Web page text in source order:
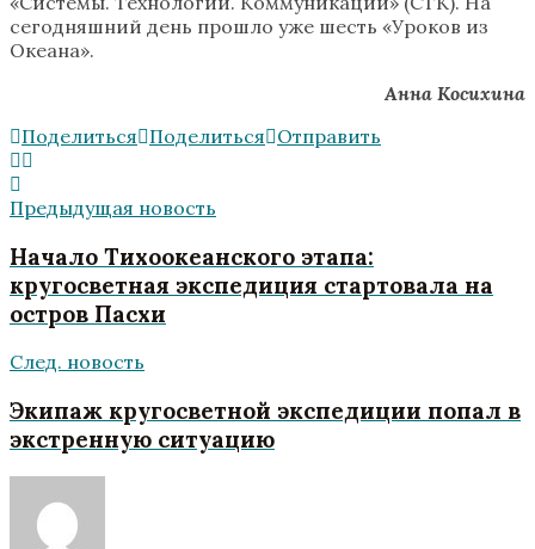
сегодняшний день прошло уже шесть «Уроков из
Океана».
Анна Косихина
Поделиться Поделиться Отправить
Предыдущая новость
Начало Тихоокеанского этапа:
кругосветная экспедиция стартовала на
остров Пасхи
След. новость
Экипаж кругосветной экспедиции попал в
экстренную ситуацию